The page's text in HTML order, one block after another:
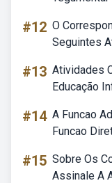
#12 O
Seguintes
#13 Atividades
Educação
#14 A Funcao
Funcao
#15 Sobre Os
Assinale A